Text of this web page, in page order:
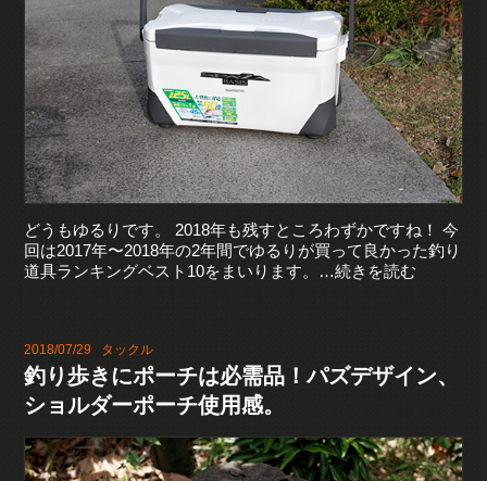
どうもゆるりです。 2018年も残すところわずかですね！ 今
回は2017年〜2018年の2年間でゆるりが買って良かった釣り
道具ランキングベスト10をまいります。…続きを読む
2018/07/29 タックル
釣り歩きにポーチは必需品！パズデザイン、
ショルダーポーチ使用感。